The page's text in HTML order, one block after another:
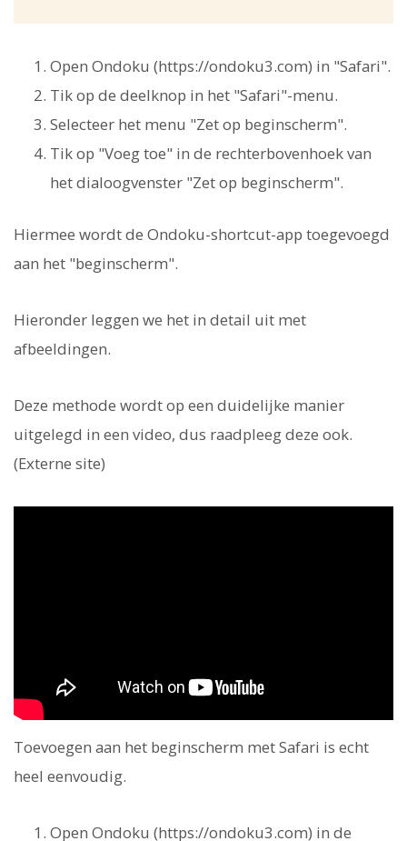
Open Ondoku (https://ondoku3.com) in "Safari".
Tik op de deelknop in het "Safari"-menu.
Selecteer het menu "Zet op beginscherm".
Tik op "Voeg toe" in de rechterbovenhoek van
het dialoogvenster "Zet op beginscherm".
Hiermee wordt de Ondoku-shortcut-app toegevoegd
aan het "beginscherm".
Hieronder leggen we het in detail uit met
afbeeldingen.
Deze methode wordt op een duidelijke manier
uitgelegd in een video, dus raadpleeg deze ook.
(Externe site)
Toevoegen aan het beginscherm met Safari is echt
heel eenvoudig.
Open Ondoku (https://ondoku3.com) in de